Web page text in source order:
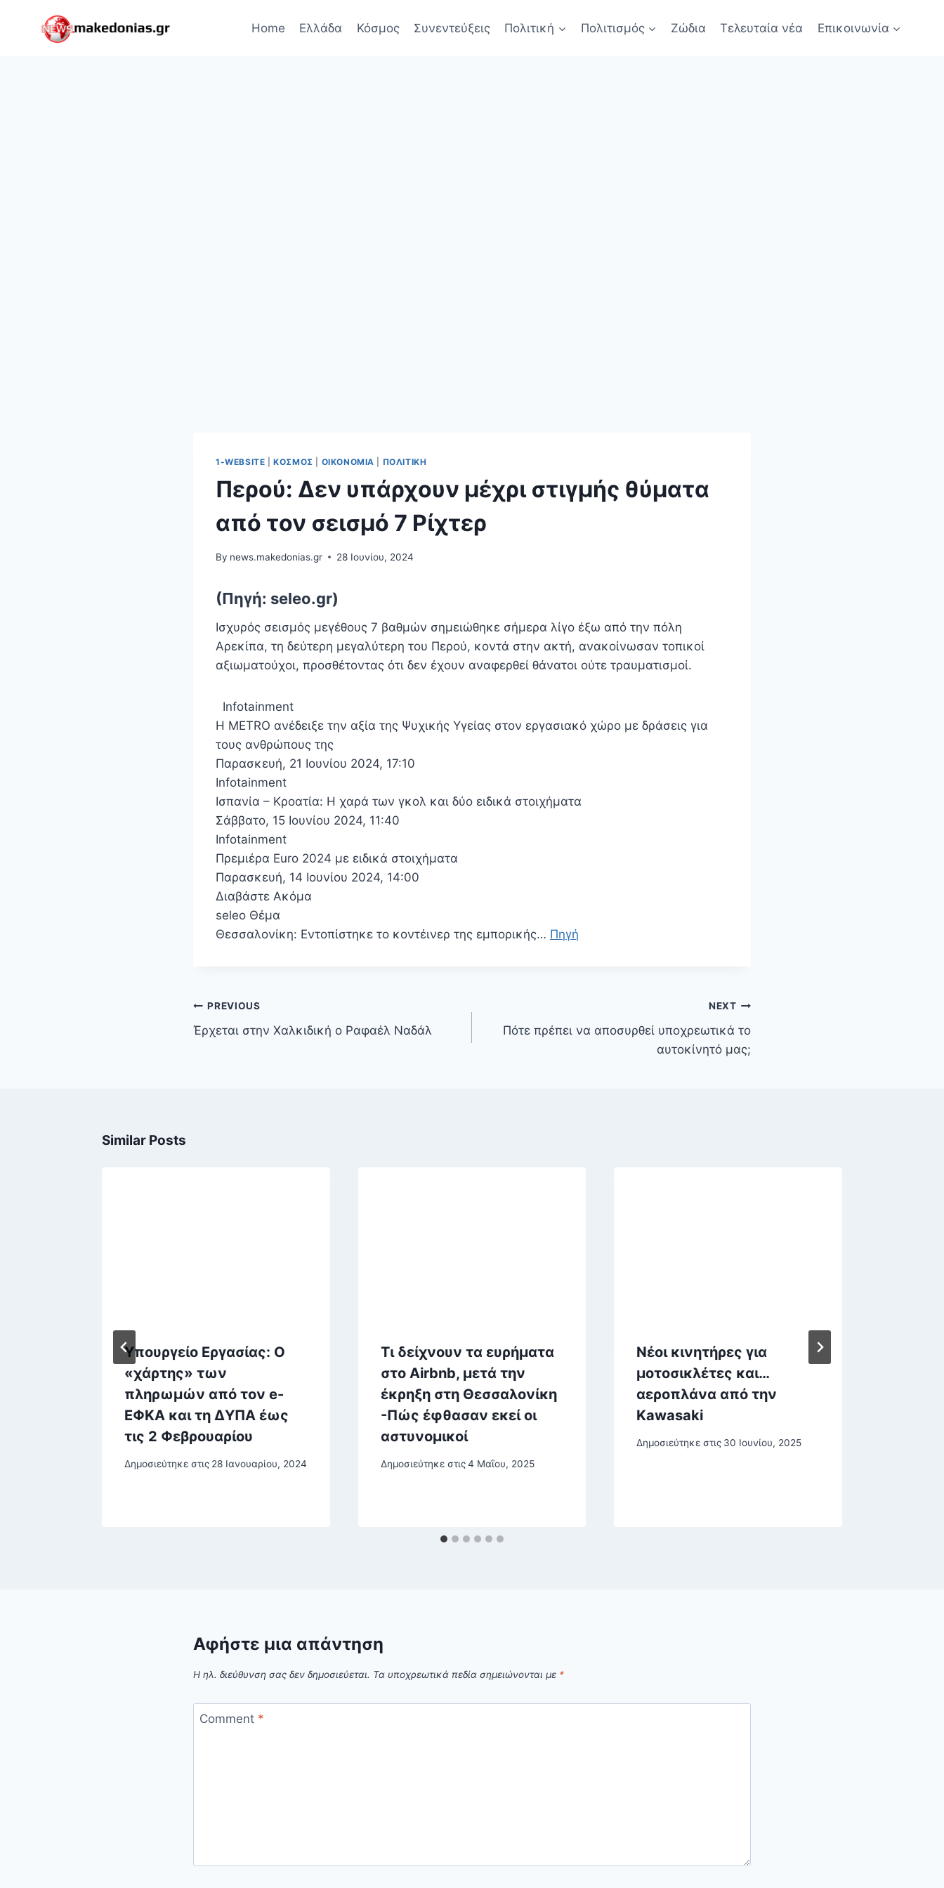
Home Ελλάδα Κόσμος Συνεντεύξεις Πολιτική Πολιτισμός Ζώδια Τελευταία νέα Επικοινωνία
1-WEBSITE |ΚΌΣΜΟΣ ΟΙΚΟΝΟΜΊΑ ΠΟΛΙΤΙΚΉ
Περού: Δεν υπάρχουν μέχρι στιγμής θύματα
από τον σεισμό 7 Ρίχτερ
By news.makedonias.gr 28 Ιουνίου, 2024
(Πηγή: seleo.gr)
Ισχυρός σεισμός μεγέθους 7 βαθμών σημειώθηκε σήμερα λίγο έξω από την πόλη
Αρεκίπα, τη δεύτερη μεγαλύτερη του Περού, κοντά στην ακτή, ανακοίνωσαν τοπικοί
αξιωματούχοι, προσθέτοντας ότι δεν έχουν αναφερθεί θάνατοι ούτε τραυματισμοί.
Infotainment
Η METRO ανέδειξε την αξία της Ψυχικής Υγείας στον εργασιακό χώρο με δράσεις για
τους ανθρώπους της
Παρασκευή, 21 Ιουνίου 2024, 17:10
Infotainment
Ισπανία – Κροατία: Η χαρά των γκολ και δύο ειδικά στοιχήματα
Σάββατο, 15 Ιουνίου 2024, 11:40
Infotainment
Πρεμιέρα Euro 2024 με ειδικά στοιχήματα
Παρασκευή, 14 Ιουνίου 2024, 14:00
Διαβάστε Ακόμα
seleo Θέμα
Θεσσαλονίκη: Εντοπίστηκε το κοντέινερ της εμπορικής… Πηγή
Πλοήγηση
άρθρων
PREVIOUS
Έρχεται στην Χαλκιδική ο Ραφαέλ Ναδάλ
NEXT
Πότε πρέπει να αποσυρθεί υποχρεωτικά το
αυτοκίνητό μας;
Similar Posts
Υπουργείο Εργασίας: Ο
«χάρτης» των
πληρωμών από τον e-
ΕΦΚΑ και τη ΔΥΠΑ έως
τις 2 Φεβρουαρίου
Δημοσιεύτηκε στις 28 Ιανουαρίου, 2024
Τι δείχνουν τα ευρήματα
στο Airbnb, μετά την
έκρηξη στη Θεσσαλονίκη
-Πώς έφθασαν εκεί οι
αστυνομικοί
Δημοσιεύτηκε στις 4 Μαΐου, 2025
Νέοι κινητήρες για
μοτοσικλέτες και…
αεροπλάνα από την
Kawasaki
Δημοσιεύτηκε στις 30 Ιουνίου, 2025
Αφήστε μια απάντηση
Η ηλ. διεύθυνση σας δεν δημοσιεύεται. Τα υποχρεωτικά πεδία σημειώνονται με *
Comment *